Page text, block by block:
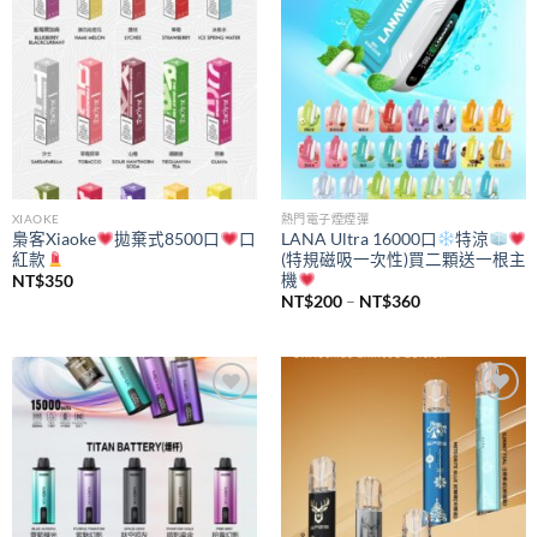
XIAOKE
梟客Xiaoke 拋棄式8500口
口
紅款
NT$350
熱門電子煙煙彈
LANA Ultra 16000口
特涼
(特規磁吸一次性)買二顆送一根主
機
NT$200 – NT$360價
NT$200
到
NT$360
Add to
Add to
wishlist